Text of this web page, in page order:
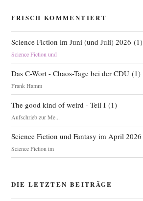
FRISCH KOMMENTIERT
Science Fiction im Juni (und Juli) 2026 (1)
Science Fiction und
Das C-Wort - Chaos-Tage bei der CDU(1)
Frank Hamm
The good kind of weird - Teil I(1)
Aufschrieb zur Me...
Science Fiction und Fantasy im April 2026
Science Fiction im
DIE LETZTEN BEITRÄGE